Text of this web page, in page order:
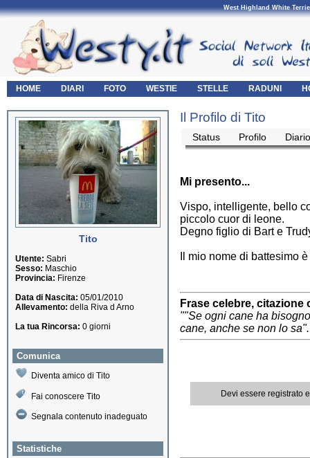
West Highland White
HOME DIARI FOTO WESTIE STELLE RADUNI
Tito
Utente: Sabri
Sesso: Maschio
Provincia: Firenze
Data di Nascita: 05/01/2010
Allevamento: della Riva d Arno
La tua Rincorsa: 0 giorni
Comunica
Diventa amico di Tito
Fai conoscere Tito
Segnala contenuto inadeguato
Statistiche
Il Profilo di Tito
Status Profilo Diario
Mi presento...
Vispo, intelligente, bello
piccolo cuor di leone.
Degno figlio di Bart e
Il mio nome di battesimo
Frase celebre,
""Se ogni cane ha
cane, anche se non lo
Devi essere registrato